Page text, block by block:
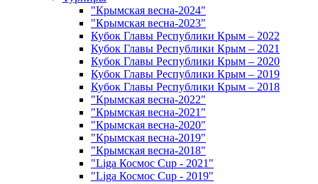
"Крымская весна-2024"
"Крымская весна-2023"
Кубок Главы Республики Крым – 2022
Кубок Главы Республики Крым – 2021
Кубок Главы Республики Крым – 2020
Кубок Главы Республики Крым – 2019
Кубок Главы Республики Крым – 2018
"Крымская весна-2022"
"Крымская весна-2021"
"Крымская весна-2020"
"Крымская весна-2019"
"Крымская весна-2018"
"Liga Космос Cup - 2021"
"Liga Космос Cup - 2019"